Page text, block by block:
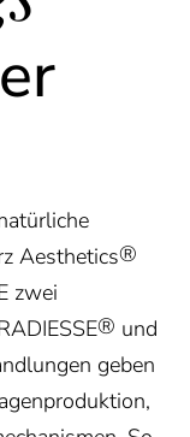
Aesthetics®
zwei
® und
geben